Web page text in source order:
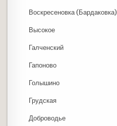
Воскресеновка (Бардаковка)
Высокое
Галченский
Гапоново
Голышино
Грудская
Доброводье